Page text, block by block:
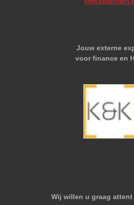
Jouw externe
voor finance en
Wij willen u graag attent